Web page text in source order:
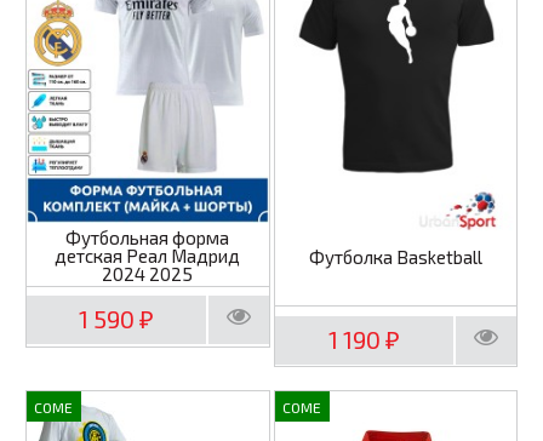
Футбольная форма
детская Реал Мадрид
2024 2025
1 590 ₽
Футболка Basketball
1 190 ₽
COME COME